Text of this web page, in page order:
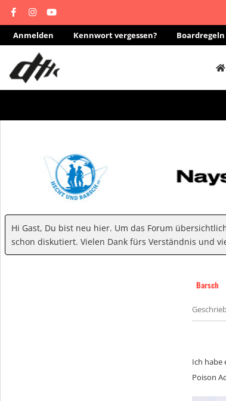
Anmelden Kennwort vergessen? Boardregeln
Hi Gast, Du bist neu hier. Um das Forum
schon diskutiert. Vielen Dank fürs Verständnis und
Barsch
Ich habe
Poison